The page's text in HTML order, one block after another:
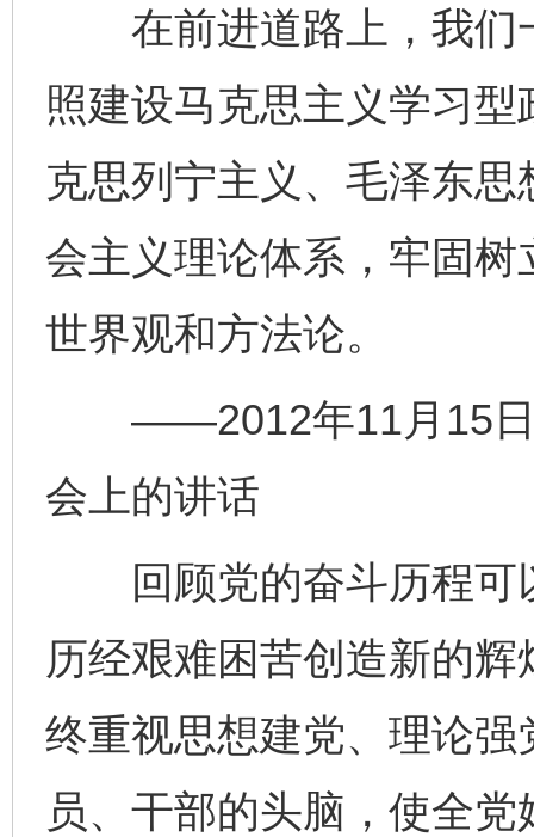
在前进道路上，我们
照建设马克思主义学习
克思列宁主义、毛泽东
会主义理论体系，牢固
世界观和方法论。
——2012年11月15日
会上的讲话
回顾党的奋斗历程可
历经艰难困苦创造新的
终重视思想建党、理论
员、干部的头脑，使全